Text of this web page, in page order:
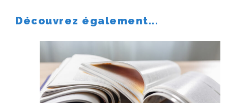
Découvrez également...